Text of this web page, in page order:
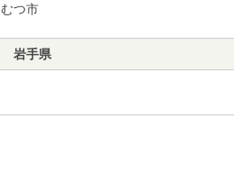
むつ市
岩手県